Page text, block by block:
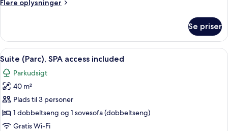
Use,
included
Flere oplysninger
Double
Room
Single
SPA
access
Se priser
Indlæs
alle
billeder
af
Suite
(Parc),
SPA
Et moderne hotelværelse med en
7
Suite (Parc), SPA access included
Parkudsigt
40 m²
Plads til 3 personer
1 dobbeltseng og 1 sovesofa (dobbeltseng)
Gratis Wi-Fi